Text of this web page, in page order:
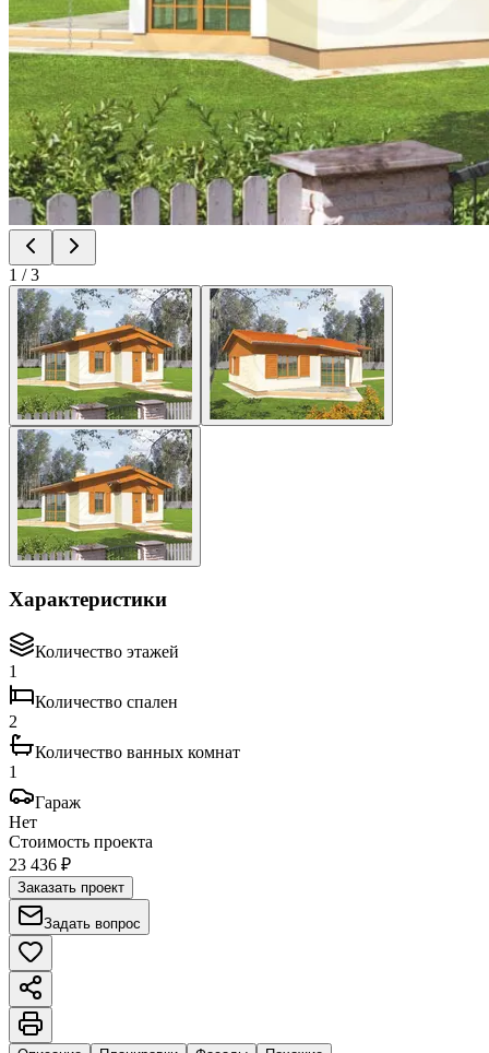
1 /3
Характеристики
Количество этажей
1
Количество спален
2
Количество ванных комнат
1
Гараж
Нет
Стоимость проекта
23 436 ₽
Заказать проект
Задать вопрос